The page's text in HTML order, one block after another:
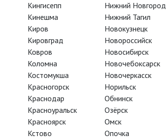
Кингисепп
Кинешма
Киров
Кировград
Ковров
Коломна
Костомукша
Красногорск
Краснодар
Красноуральск
Красноярск
Кстово
Нижний Новгород
Нижний Тагил
Новокузнецк
Новороссийск
Новосибирск
Новочебоксарск
Новочеркасск
Норильск
Обнинск
Озёрск
Омск
Опочка